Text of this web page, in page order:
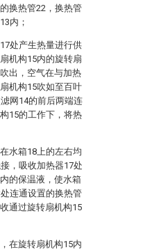
换热管22，换热管
内；
处产生热量进行供
机构15内的旋转扇
出，空气在与加热
机构15吹如至百叶
网14的前后两端连
15的工作下，将热
水箱18上的左右均
，吸收加热器17处
的保温液，使水箱
连通设置的换热管
通过旋转扇机构15
在旋转扇机构15内